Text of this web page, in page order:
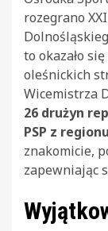
rozegrano
to okazało
oleśnickich
Wicemistrza
26 drużyn
PSP z regionu
znakomicie,
zapewniając